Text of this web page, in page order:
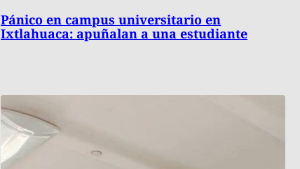
Pánico en campus universitario en
Ixtlahuaca: apuñalan a una estudiante